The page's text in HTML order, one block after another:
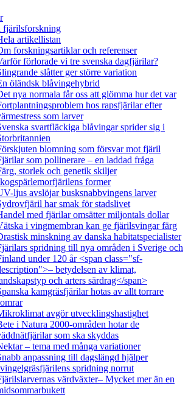
fjärilsforskning
artikellistan
forskningsartiklar och referenser
förlorade vi tre svenska dagfjärilar?
slåtter ger större variation
öländsk blåvingehybrid
nya normala får oss att glömma hur det var
hos rapsfjärilar efter
som larver
svartfläckiga blåvingar sprider sig i
blomning som försvar mot fjäril
som pollinerare – en laddad fråga
storlek och genetik skiljer
former
ljus avslöjar busksnabbvingens larver
har smak för stadslivet
med fjärilar omsätter miljontals dollar
i vingmembran kan ge fjärilsvingar färg
minskning av danska habitatspecialister
spridning till nya områden i Sverige och
under 120 år <span class="sf-
betydelsen av klimat,
och arters särdrag</span>
kamgräsfjärilar hotas av allt torrare
avgör utvecklingshastighet
i Natura 2000-områden hotar de
som ska skyddas
– tema med många variationer
anpassning till dagslängd hjälper
spridning norrut
värdväxter– Mycket mer än en